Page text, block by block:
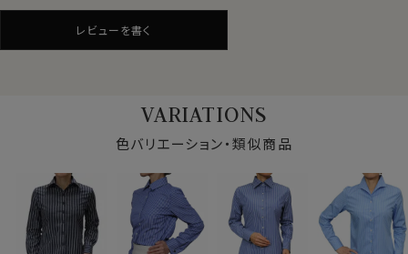
★ナチュラルフィット
細すぎず自然なフィット感でありながらスッキリとしたシ
ルエットのナチュラルフィット。
メンズ仕立てのパリッと感が、上品スタイルにも、カジュア
S-7号・M-9号・L-11号・LL-13号・3L-15号・4L-17号の
全6サイズにてご用意。(サイズ表10)
写真着用モデルの寸法(7号サイズ着用)
身長： 160cm/ 首回り： 30cm/ 肩幅 ：40cm
バスト： 83cm/ 胴回り： 66cm/ 袖丈： 52cm(肩から)
サイズをお選びの際にご参考下さい。
仕様表
レビューを書く
VARIATIONS
色バリエーション・類似商品